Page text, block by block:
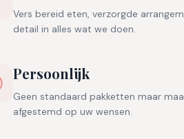
Vers bereid eten, verzorgde
detail in alles wat we doen.
Persoonlijk
Geen standaard pakketten maar
afgestemd op uw wensen.